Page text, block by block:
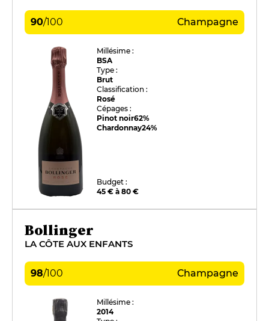
90/100 Champagne
Millésime :
BSA
Type :
Brut
Classification :
Rosé
Cépages :
Pinot noir62%
Chardonnay24%
Budget :
45 € à 80 €
Bollinger
LA CÔTE AUX ENFANTS
98/100 Champagne
Millésime :
2014